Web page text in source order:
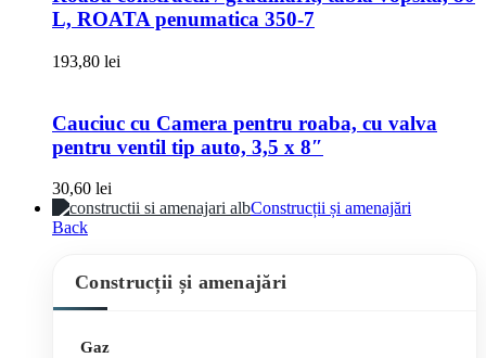
L, ROATA penumatica 350-7
193,80 lei
Cauciuc cu Camera pentru roaba, cu valva
pentru ventil tip auto, 3,5 x 8″
30,60 lei
Construcții și amenajări
Back
Construcții și amenajări
Gaz